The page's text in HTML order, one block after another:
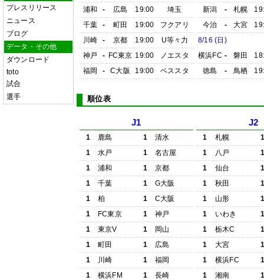
プレスリリース
ニュース
ブログ
データ・その他
ダウンロード
toto
試合
選手
浦和
- 広島 19:00
埼玉
千葉
- 町田 19:00
フクアリ
川崎
- 京都 19:00
U等々力
神戸
- FC東京 19:00
ノエスタ
福岡
- C大阪 19:00 ベススタ
新潟
- 札幌
今治
- 大宮
8/16 (日)
横浜FC - 磐田
徳島
- 鳥栖
順位表
J1
1 鹿島 1
清水
1
水戸 1
名古屋
1
浦和 1
京都
1
千葉 1
G大阪
1
柏 1
C大阪
1
FC東京 1
神戸
1
東京V 1
岡山
1
町田 1
広島
1
川崎 1
福岡
1
横浜FM 1 長崎
J2
1 札幌
1
八戸
1
仙台
1
秋田
1
山形
1
いわき
1
栃木C
1
大宮
1
横浜FC
1
湘南